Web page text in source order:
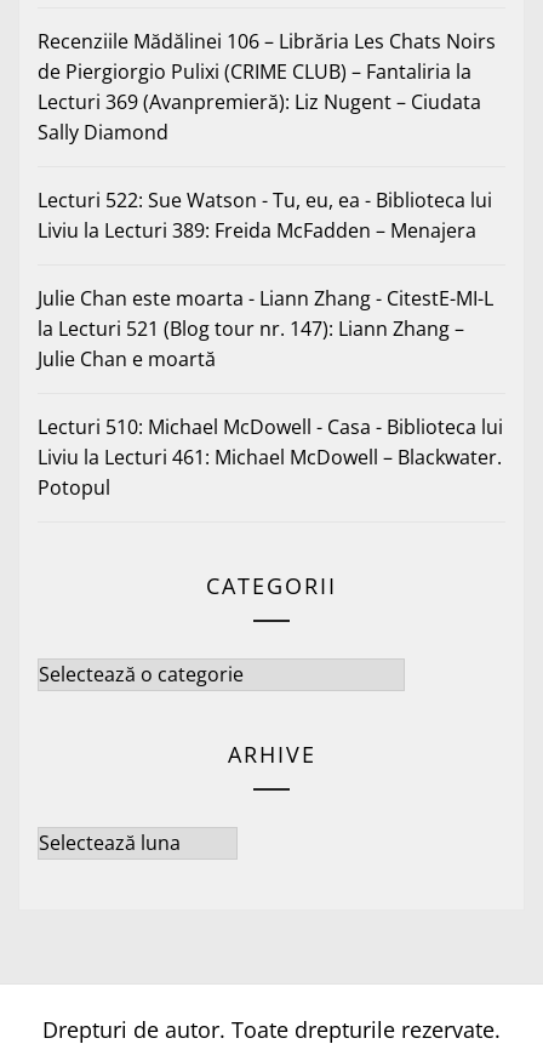
Recenziile Mădălinei 106 – Librăria Les Chats Noirs
de Piergiorgio Pulixi (CRIME CLUB) – Fantaliria la
Lecturi 369 (Avanpremieră): Liz Nugent – Ciudata
Sally Diamond
Lecturi 522: Sue Watson - Tu, eu, ea - Biblioteca lui
Liviu la Lecturi 389: Freida McFadden – Menajera
Julie Chan este moarta - Liann Zhang - CitestE-MI-L
la Lecturi 521 (Blog tour nr. 147): Liann Zhang –
Julie Chan e moartă
Lecturi 510: Michael McDowell - Casa - Biblioteca lui
Liviu la Lecturi 461: Michael McDowell – Blackwater.
Potopul
CATEGORII
Categorii
ARHIVE
Arhive
Drepturi de autor. Toate drepturile rezervate.